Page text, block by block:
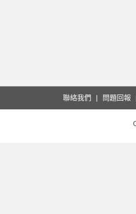
聯絡我們 問題回報